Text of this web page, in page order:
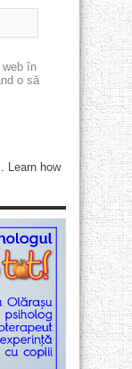
web în
o să
Learn how